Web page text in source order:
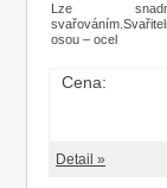
Lze
osou – ocel
Cena:
Detail »